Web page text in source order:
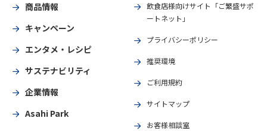
商品情報
キャンペーン
エンタメ・レシピ
サステナビリティ
企業情報
Asahi Park
飲食店様向けサイト「ご繁盛サポ
ートネット」
プライバシーポリシー
推奨環境
ご利用規約
サイトマップ
お客様相談室